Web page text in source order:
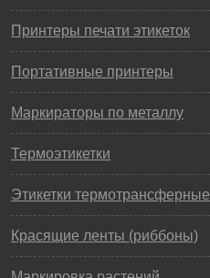
Принтеры печати этикеток
Портативные принтеры
Маркираторы по металлу
Термоэтикетки
Этикетки термотрансферные
Красящие ленты (риббоны)